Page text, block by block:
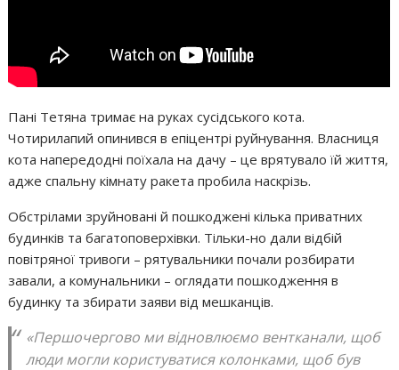
Пані Тетяна тримає на руках сусідського кота.
Чотирилапий опинився в епіцентрі руйнування. Власниця
кота напередодні поїхала на дачу – це врятувало їй життя,
адже спальну кімнату ракета пробила наскрізь.
Обстрілами зруйновані й пошкоджені кілька приватних
будинків та багатоповерхівки. Тільки-но дали відбій
повітряної тривоги – рятувальники почали розбирати
завали, а комунальники – оглядати пошкодження в
будинку та збирати заяви від мешканців.
«Першочергово ми відновлюємо вентканали, щоб
люди могли користуватися колонками, щоб був